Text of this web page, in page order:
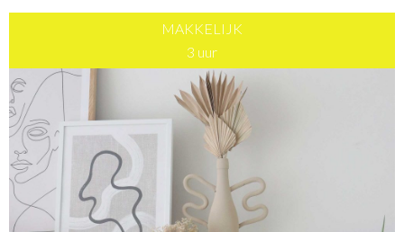
MAKKELIJK
3 uur